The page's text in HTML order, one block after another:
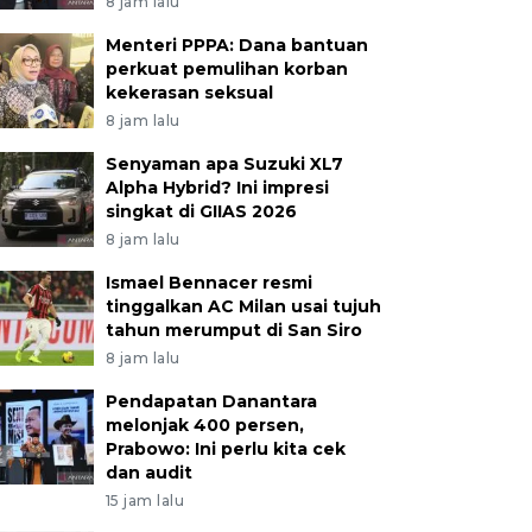
Menteri PPPA: Dana bantuan
perkuat pemulihan korban
kekerasan seksual
8 jam lalu
Senyaman apa Suzuki XL7
Alpha Hybrid? Ini impresi
singkat di GIIAS 2026
8 jam lalu
Ismael Bennacer resmi
tinggalkan AC Milan usai tujuh
tahun merumput di San Siro
8 jam lalu
Pendapatan Danantara
melonjak 400 persen,
Prabowo: Ini perlu kita cek
dan audit
15 jam lalu